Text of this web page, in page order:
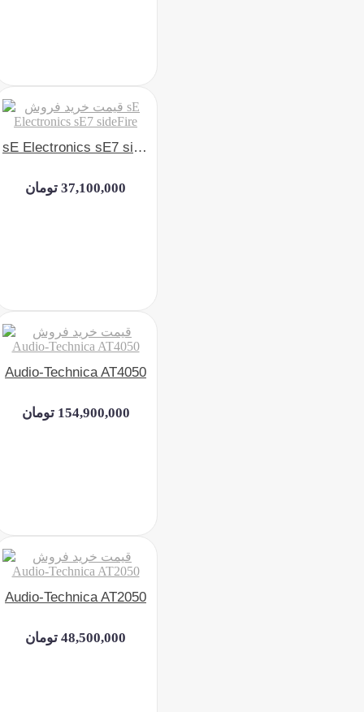
sE Electronics sE7 sideFire
37,100,000 تومان
Audio-Technica AT4050
154,900,000 تومان
Audio-Technica AT2050
48,500,000 تومان